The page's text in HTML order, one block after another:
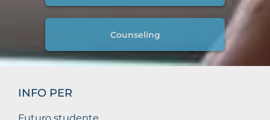
Counseling
INFO PER